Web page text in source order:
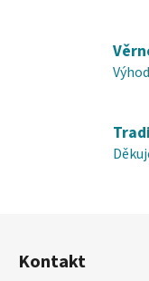
Kontakt